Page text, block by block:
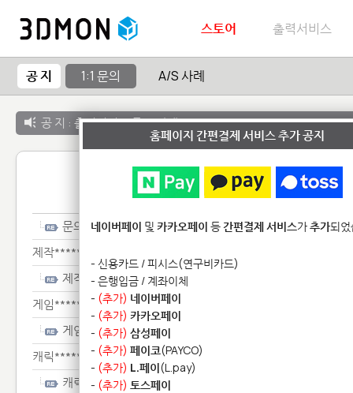
스토어 출력서비스
공 지 1:1 문의 A/S 사례
공 지 : 출력서비스 종료 안내
1:1 문
문의
제작*********
제작*********
게임*********************
게임*********************
캐릭***********************
캐릭***********************
홈페이지 간편결제 서비스 추가 공지
네이버페이 및 카카오페이 등간편결제 서비스가추가되
- 신용카드 / 피시스(연구비카드)
- 은행입금 / 계좌이체
- (추가) 네이버페이
- (추가) 카카오페이
- (추가) 삼성페이
- (추가) 페이코(PAYCO)
- (추가) L.페이(L.pay)
- (추가) 토스페이